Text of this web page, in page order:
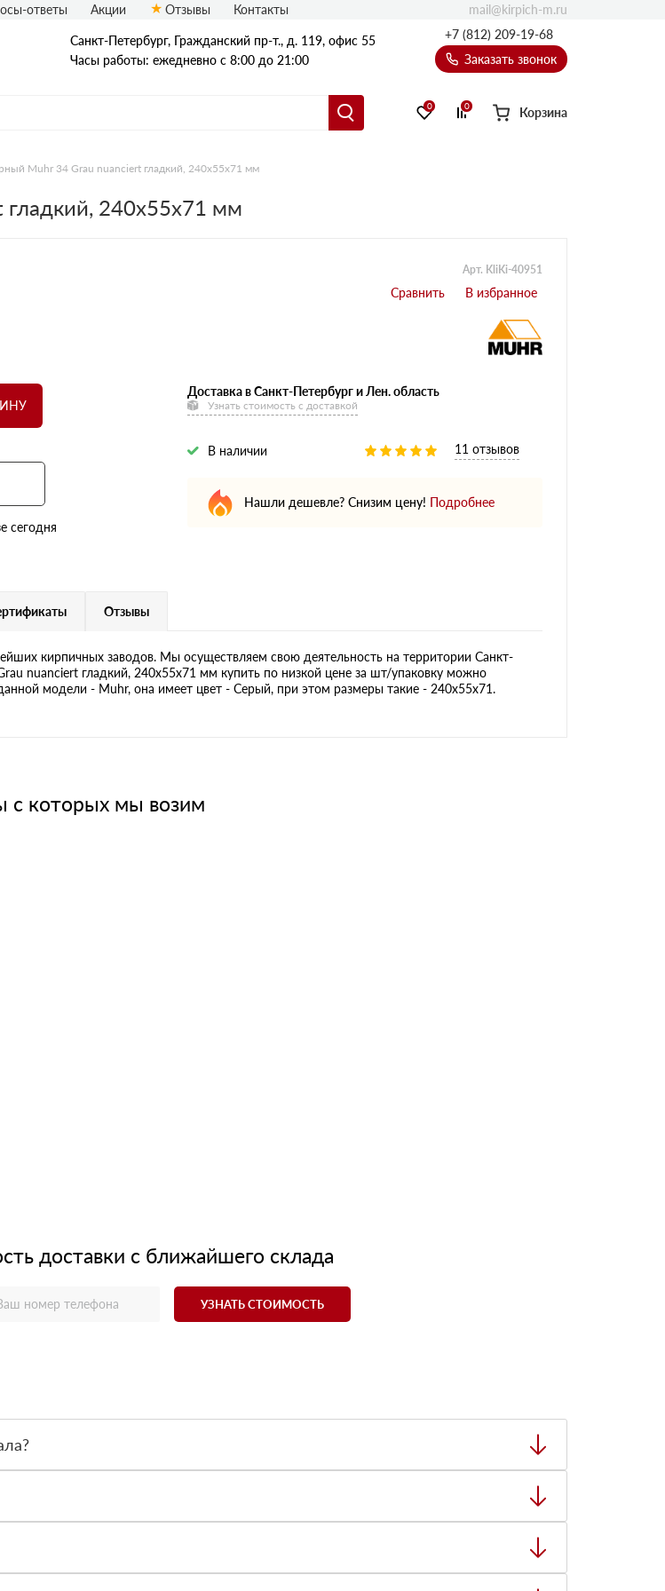
Санкт-Петербург, Граждaнский пр-т., д. 119, офис 55
Часы работы: ежедневно с 8:00 до 21:00
+7 (812) 209-19-68
Заказать звонок
0 0 Корзина
ответы Акции Отзывы Контакты mail@kirpich-m.ru
Muhr 34 Grau nuanciert гладкий, 240х55х71 мм
240х55х71 мм
Арт. KliKi-40951
сегодня
Доставка в Санкт-Петербург и Лен. область
Узнать стоимость с доставкой
В наличии 11 отзывов
Нашли дешевле? Снизим цену! Подробнее
Отзывы
кирпичных заводов. Мы осуществляем свою деятельность на территории Санкт-
nuanciert гладкий, 240х55х71 мм купить по низкой цене за шт/упаковку можно
модели - Muhr, она имеет цвет - Серый, при этом размеры такие - 240х55х71.
с которых мы возим
доставки с ближайшего склада
УЗНАТЬ СТОИМОСТЬ